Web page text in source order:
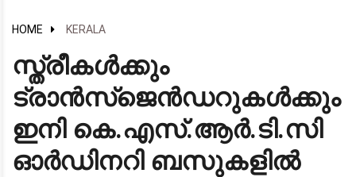
HOME KERALA
സ്ത്രീകൾക്കും
ട്രാൻസ്‌ജെൻഡറുകൾക്കും
ഇനി കെ.എസ്.ആർ.ടി.സി
ഓർഡിനറി ബസുകളിൽ